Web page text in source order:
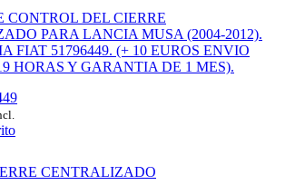
CONTROL DEL CIERRE
PARA LANCIA MUSA (2004-2012).
FIAT 51796449. (+ 10 EUROS ENVIO
HORAS Y GARANTIA DE 1 MES).
CENTRALIZADO